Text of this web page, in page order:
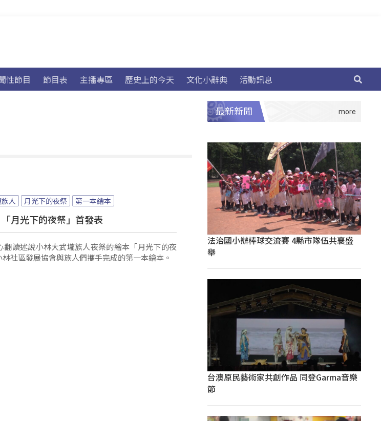
性節目 節目表 主播專區 歷史上的今天 文化小辭典 活動訊息
人 月光下的夜祭 第一本繪本
月光下的夜祭」首發表
翻讀述說小林大武壠族人夜祭的繪本「月光下的夜
社區發展協會與族人們攜手完成的第一本繪本。
最新新聞
法治國小辦棒球交流賽 4縣市隊伍共襄盛
舉
台澳原民藝術家共創作品 同登Garma音樂
節